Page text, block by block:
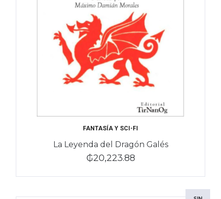
FANTASÍA Y SCI-FI
La Leyenda del Dragón Galés
₲20,223.88